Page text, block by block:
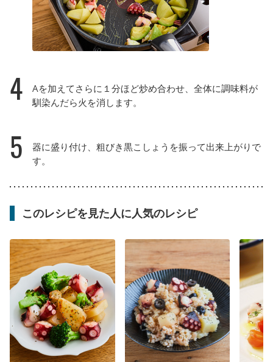
4
Aを加えてさらに１分ほど炒め合わせ、全体に調味料が
馴染んだら火を消します。
5
器に盛り付け、粗びき黒こしょうを振って出来上がりで
す。
このレシピを見た人に人気のレシピ